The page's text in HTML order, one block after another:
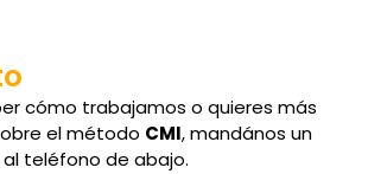
cómo trabajamos o quieres más
el método CMI, mandános un
teléfono de abajo.